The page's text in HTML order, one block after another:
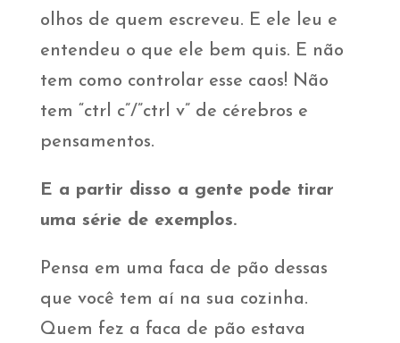
olhos de quem escreveu. E ele leu e
entendeu o que ele bem quis. E não
tem como controlar esse caos! Não
tem “ctrl c”/”ctrl v” de cérebros e
pensamentos.
E a partir disso a gente pode tirar
uma série de exemplos.
Pensa em uma faca de pão dessas
que você tem aí na sua cozinha.
Quem fez a faca de pão estava